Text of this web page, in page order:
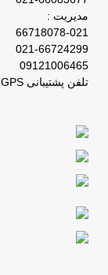
مدیریت :
66718078-021
021-66724299
09121006465
تلفن پشتیبانی GPS و ردیاب : 66029031-021